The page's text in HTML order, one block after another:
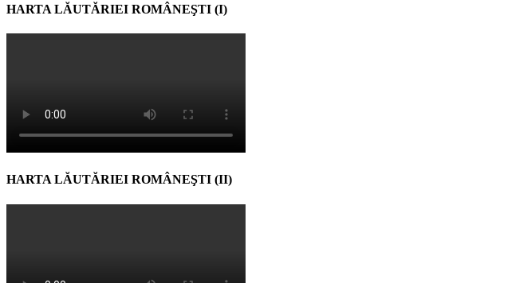
HARTA LĂUTĂRIEI ROMÂNEŞTI (I)
HARTA LĂUTĂRIEI ROMÂNEŞTI (II)